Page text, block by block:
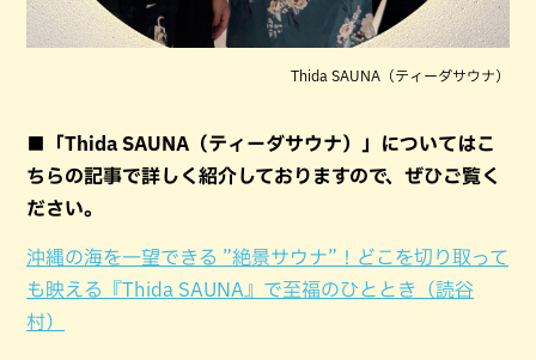
Thida SAUNA（ティーダサウナ）
■「Thida SAUNA（ティーダサウナ）」についてはこ
ちらの記事で詳しく紹介しておりますので、ぜひご覧く
ださい。
沖縄の海を一望できる ”絶景サウナ”！どこを切り取って
も映える『Thida SAUNA』で至福のひととき（読谷
村）